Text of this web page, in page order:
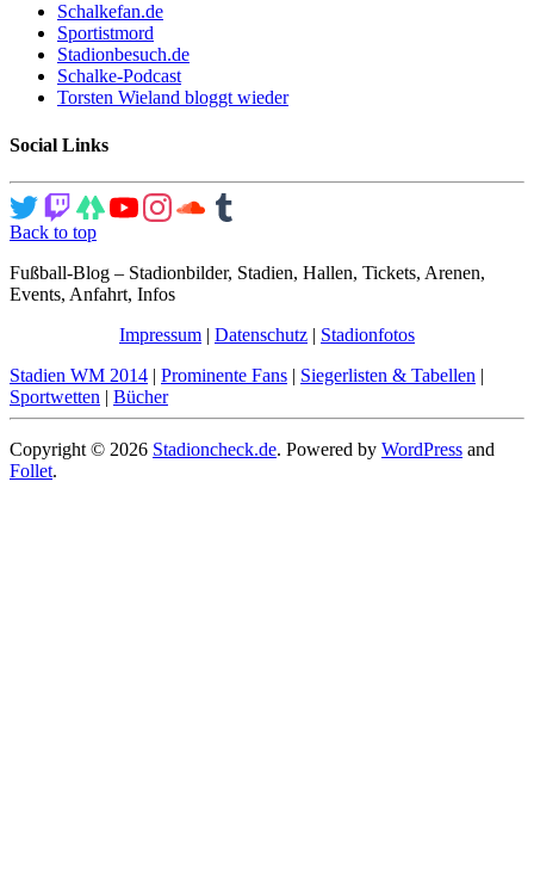
Schalkefan.de
Sportistmord
Stadionbesuch.de
Schalke-Podcast
Torsten Wieland bloggt wieder
Social Links
Back to top
Fußball-Blog – Stadionbilder, Stadien, Hallen, Tickets, Arenen,
Events, Anfahrt, Infos
Impressum | Datenschutz | Stadionfotos
Stadien WM 2014 | Prominente Fans | Siegerlisten & Tabellen |
Sportwetten | Bücher
Copyright © 2026 Stadioncheck.de. Powered by WordPress and
Follet.